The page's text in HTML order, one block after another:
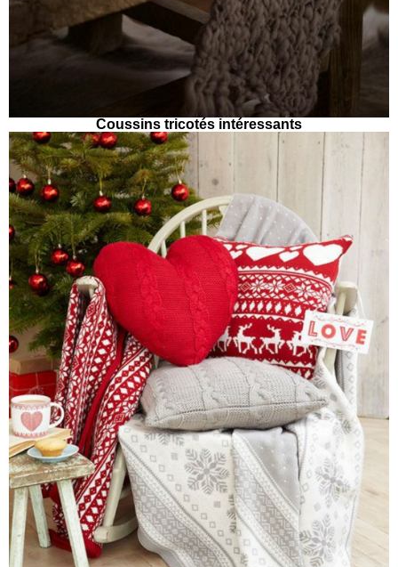
Coussins tricotés intéressants